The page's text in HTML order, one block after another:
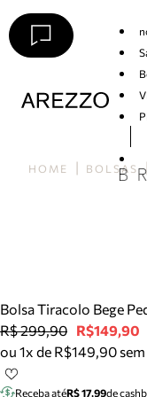
HOME BOLSAS
Bolsa Tiracolo Bege
R$ 299,90 R$149,90
ou 1x de R$149,90
Receba atéR$ 17,99de